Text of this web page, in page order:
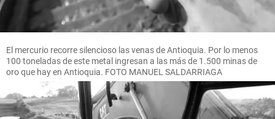
El mercurio recorre silencioso las venas de Antioquia. Por lo menos
100 toneladas de este metal ingresan a las más de 1.500 minas de
oro que hay en Antioquia. FOTO MANUEL SALDARRIAGA